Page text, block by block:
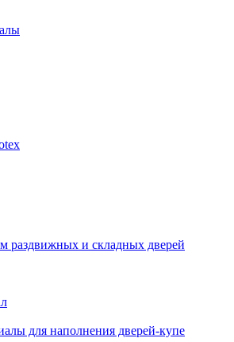
раздвижных и складных дверей
для наполнения дверей-купе